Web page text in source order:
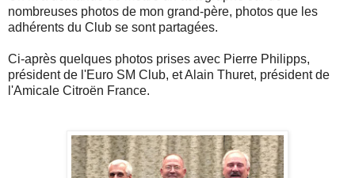
nombreuses photos de mon grand-père, photos que les
adhérents du Club se sont partagées.
Ci-après quelques photos prises avec Pierre Philipps,
président de l'Euro SM Club, et Alain Thuret, président de
l'Amicale Citroën France.